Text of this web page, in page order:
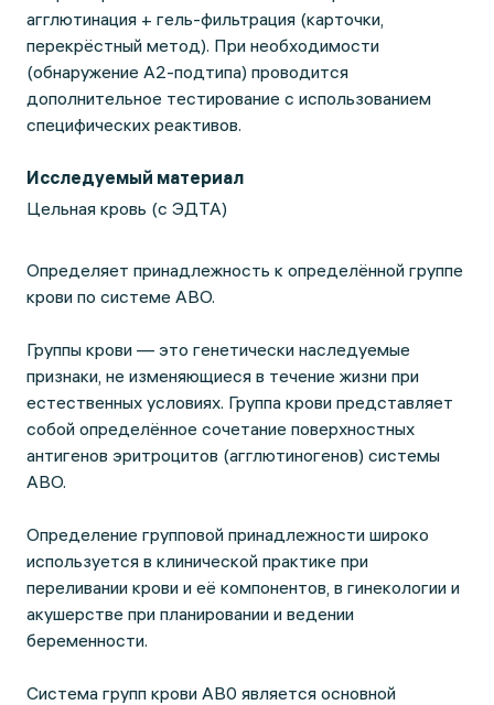
агглютинация + гель-фильтрация (карточки,
перекрёстный метод). При необходимости
(обнаружение А2-подтипа) проводится
дополнительное тестирование с использованием
специфических реактивов.
Исследуемый материал
Цельная кровь (с ЭДТА)
Определяет принадлежность к определённой группе
крови по системе АВО.
Группы крови — это генетически наследуемые
признаки, не изменяющиеся в течение жизни при
естественных условиях. Группа крови представляет
собой определённое сочетание поверхностных
антигенов эритроцитов (агглютиногенов) системы
АВО.
Определение групповой принадлежности широко
используется в клинической практике при
переливании крови и её компонентов, в гинекологии и
акушерстве при планировании и ведении
беременности.
Система групп крови AB0 является основной